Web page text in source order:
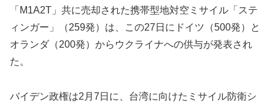
「M1A2T」共に売却された携帯型地対空ミサイル「ステ
ィンガー」（259発）は、この27日にドイツ（500発）と
オランダ（200発）からウクライナへの供与が発表され
た。
バイデン政権は2月7日に、台湾に向けたミサイル防衛シ